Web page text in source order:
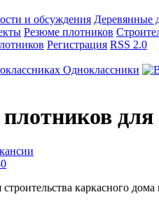
и обсуждения Деревянные
Резюме плотников
Регистрация RSS 2.0
Одноклассники
для
каркасного